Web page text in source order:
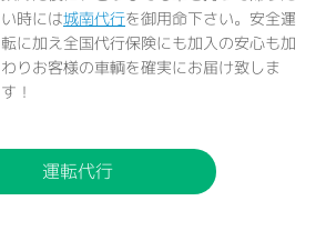
い時には城南代行を御用命下さい。安全運
転に加え全国代行保険にも加入の安心も加
わりお客様の車輌を確実にお届け致しま
す！
運転代行